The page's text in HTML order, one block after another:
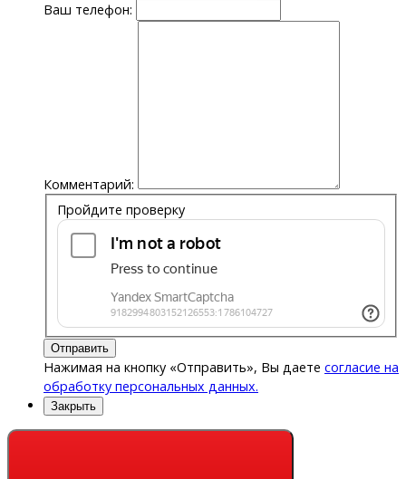
Ваш телефон:
Комментарий:
Пройдите проверку
Отправить
Нажимая на кнопку «Отправить», Вы даете согласие на
обработку персональных данных.
Закрыть